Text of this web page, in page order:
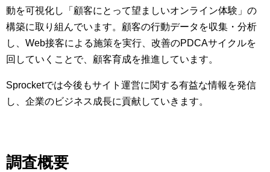
動を可視化し「顧客にとって望ましいオンライン体験」の
構築に取り組んでいます。顧客の行動データを収集・分析
し、Web接客による施策を実行、改善のPDCAサイクルを
回していくことで、顧客育成を推進しています。
Sprocketでは今後もサイト運営に関する有益な情報を発信
し、企業のビジネス成長に貢献していきます。
調査概要